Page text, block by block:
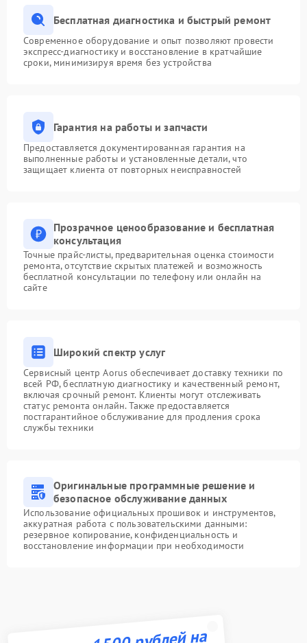
Бесплатная диагностика и быстрый ремонт
Современное оборудование и опыт позволяют провести
экспресс-диагностику и восстановление в кратчайшие
сроки, минимизируя время без устройства
Гарантия на работы и запчасти
Предоставляется документированная гарантия на
выполненные работы и установленные детали, что
защищает клиента от повторных неисправностей
Прозрачное ценообразование и бесплатная
консультация
Точные прайс-листы, предварительная оценка стоимости
ремонта, отсутствие скрытых платежей и возможность
бесплатной консультации по телефону или онлайн на
сайте
Широкий спектр услуг
Сервисный центр Aorus обеспечивает доставку техники по
всей РФ, бесплатную диагностику и качественный ремонт,
включая срочный ремонт. Клиенты могут отслеживать
статус ремонта онлайн. Также предоставляется
постгарантийное обслуживание для продления срока
службы техники
Оригинальные программные решение и
безопасное обслуживание данных
Использование официальных прошивок и инструментов,
аккуратная работа с пользовательскими данными:
резервное копирование, конфиденциальность и
восстановление информации при необходимости